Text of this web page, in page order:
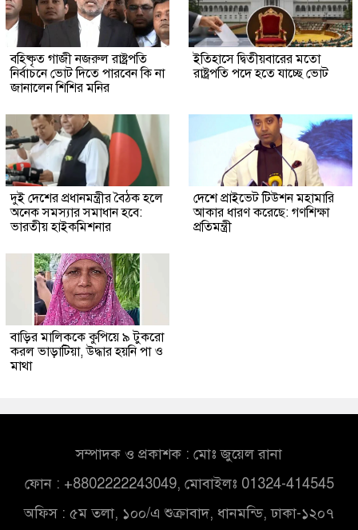
বহিষ্কৃত গাজী নজরুল রাষ্ট্রপতি
নির্বাচনে ভোট দিতে পারবেন কি না
জানালেন শিশির মনির
ইতিহাসে দ্বিতীয়বারের মতো
রাষ্ট্রপতি পদে হতে যাচ্ছে ভোট
দুই দেশের প্রধানমন্ত্রীর বৈঠক হলে
অনেক সমস্যার সমাধান হবে:
ভারতীয় হাইকমিশনার
দেশে প্রাইভেট টিউশন মহামারি
আকার ধারণ করেছে: গণশিক্ষা
প্রতিমন্ত্রী
বাড়ির মালিককে কুপিয়ে ৯ টুকরো
করল ভাড়াটিয়া, উদ্ধার হয়নি পা ও
মাথা
সম্পাদক ও প্রকাশক : মোঃ জুয়েল রানা
ফোন : +8802222243049, মোবাইলঃ 01324-414545
অফিস : ৫ম তলা, ১০০/এ শুক্রাবাদ, ধানমন্ডি, ঢাকা-১২০৭